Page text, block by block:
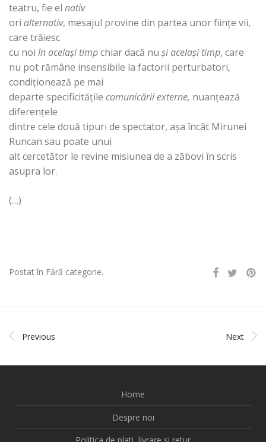
teatru, fie el nativ
ori alternativ, mesajul provine din partea unor fiinţe vii,
care trăiesc
cu noi în acelaşi timpchiar dacă nu şi acelaşi timp, care
nu pot rămâne insensibile la factorii perturbatori,
condiţionează pe mai
departe specificităţile comunicării externe, nuanţează
diferenţele
dintre cele două tipuri de spectator, aşa încât Mirunei
Runcan sau poate unui
alt cercetător le revine misiunea de a zăbovi în scris
asupra lor.
(…)
Postat în Fără categorie.
Previous Next
Home
Despre noi